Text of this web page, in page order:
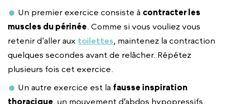
Un premier exercice consiste à contracter les
muscles du périnée. Comme si vous vouliez vous
retenir d'aller aux toilettes, maintenez la contraction
quelques secondes avant de relâcher. Répétez
plusieurs fois cet exercice.
Un autre exercice est la fausse inspiration
thoracique, un mouvement d’abdos hypopressifs.